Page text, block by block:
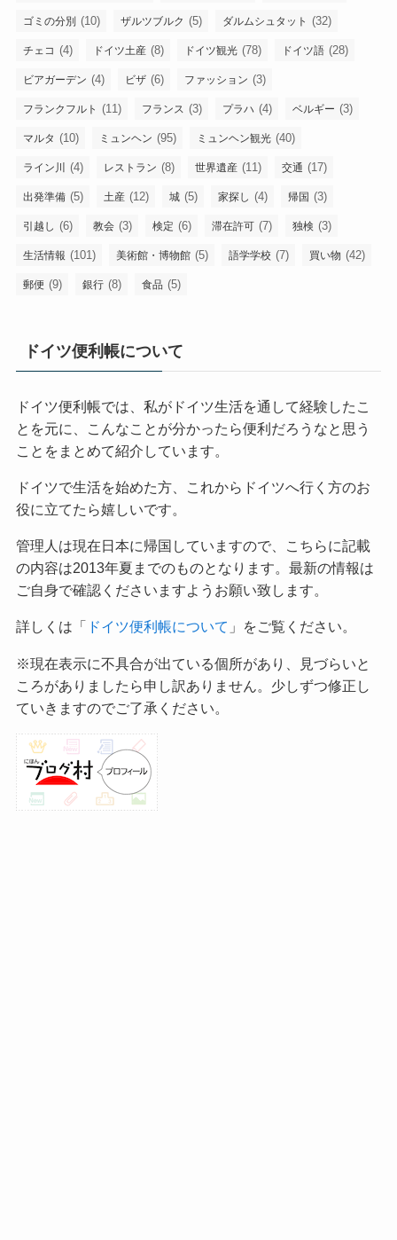
ゴミの分別 (10) ザルツブルク (5) ダルムシュタット (32)
チェコ (4) ドイツ土産 (8) ドイツ観光 (78) ドイツ語 (28)
ビアガーデン (4) ビザ (6) ファッション (3)
フランクフルト (11) フランス (3) プラハ (4) ベルギー (3)
マルタ (10) ミュンヘン (95) ミュンヘン観光 (40)
ライン川 (4) レストラン (8) 世界遺産 (11) 交通 (17)
出発準備 (5) 土産 (12) 城 (5) 家探し (4) 帰国 (3)
引越し (6) 教会 (3) 検定 (6) 滞在許可 (7) 独検 (3)
生活情報 (101) 美術館・博物館 (5) 語学学校 (7) 買い物 (42)
郵便 (9) 銀行 (8) 食品 (5)
ドイツ便利帳について
ドイツ便利帳では、私がドイツ生活を通して経験したこ
とを元に、こんなことが分かったら便利だろうなと思う
ことをまとめて紹介しています。
ドイツで生活を始めた方、これからドイツへ行く方のお
役に立てたら嬉しいです。
管理人は現在日本に帰国していますので、こちらに記載
の内容は2013年夏までのものとなります。最新の情報は
ご自身で確認くださいますようお願い致します。
詳しくは「 ドイツ便利帳について 」をご覧ください。
※現在表示に不具合が出ている個所があり、見づらいと
ころがありましたら申し訳ありません。少しずつ修正し
ていきますのでご了承ください。